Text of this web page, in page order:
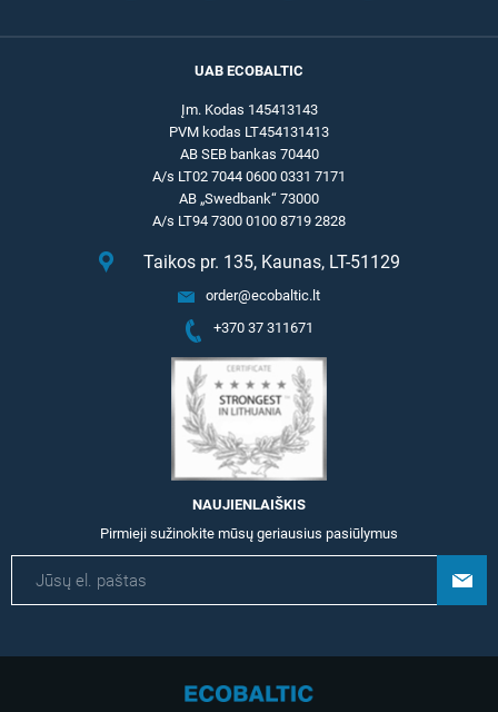
UAB ECOBALTIC
Įm. Kodas 145413143
PVM kodas LT454131413
AB SEB bankas 70440
A/s LT02 7044 0600 0331 7171
AB „Swedbank“ 73000
A/s LT94 7300 0100 8719 2828
Taikos pr. 135, Kaunas, LT-51129
order@ecobaltic.lt
+370 37 311671
NAUJIENLAIŠKIS
Pirmieji sužinokite mūsų geriausius pasiūlymus